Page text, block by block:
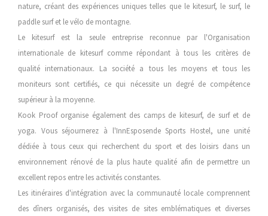
nature, créant des expériences uniques telles que le kitesurf, le surf, le
paddle surf et le vélo de montagne.
Le kitesurf est la seule entreprise reconnue par l'Organisation
internationale de kitesurf comme répondant à tous les critères de
qualité internationaux. La société a tous les moyens et tous les
moniteurs sont certifiés, ce qui nécessite un degré de compétence
supérieur à la moyenne.
Kook Proof organise également des camps de kitesurf, de surf et de
yoga. Vous séjournerez à l'InnEsposende Sports Hostel, une unité
dédiée à tous ceux qui recherchent du sport et des loisirs dans un
environnement rénové de la plus haute qualité afin de permettre un
excellent repos entre les activités constantes.
Les itinéraires d'intégration avec la communauté locale comprennent
des dîners organisés, des visites de sites emblématiques et diverses